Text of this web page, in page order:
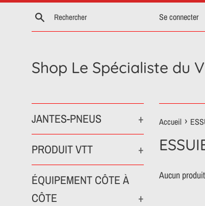
Passer
Recherche Se connecter
Shop Le Spécialiste du
JANTES-PNEUS
+
PRODUIT VTT
+
ÉQUIPEMENT CÔTE À
CÔTE
+
Accueil ›
Aucun